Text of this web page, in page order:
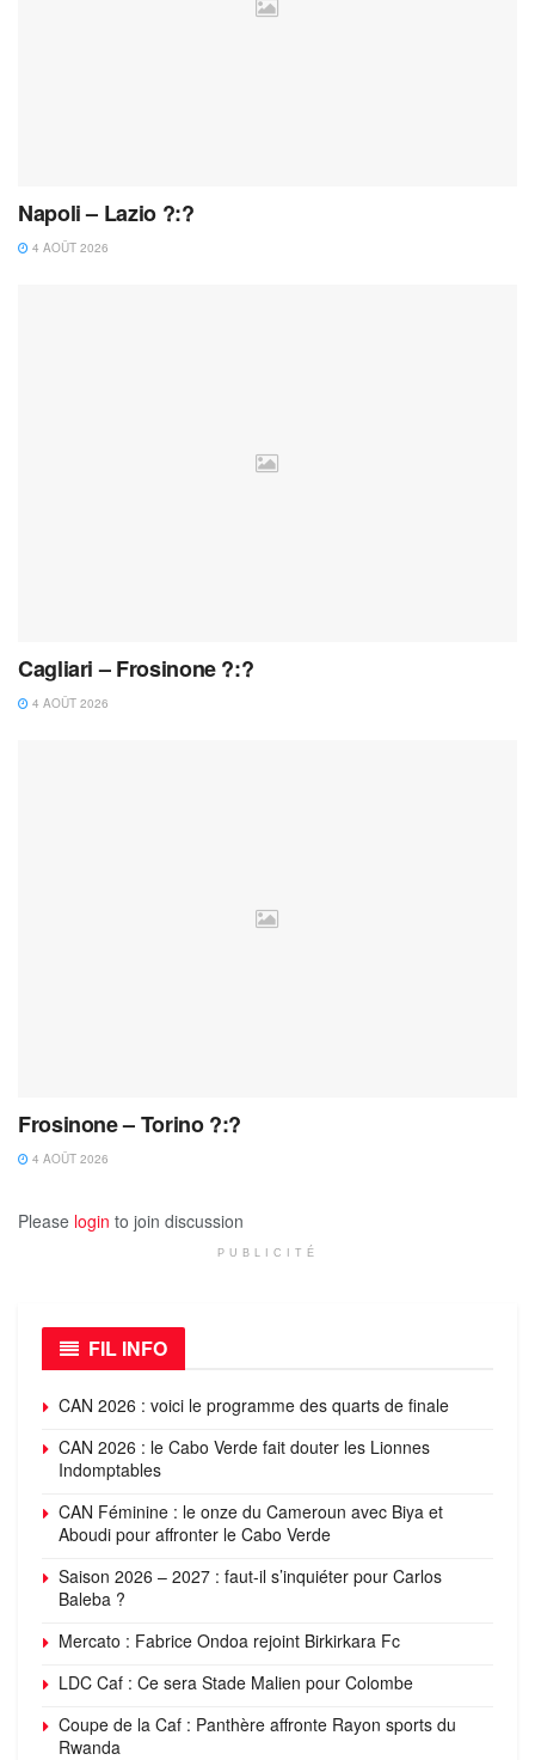
Napoli – Lazio ?:?
4 AOÛT 2026
Cagliari – Frosinone ?:?
4 AOÛT 2026
Frosinone – Torino ?:?
4 AOÛT 2026
Please login to join discussion
PUBLICITÉ
FIL INFO
CAN 2026 : voici le programme des quarts de finale
CAN 2026 : le Cabo Verde fait douter les Lionnes
Indomptables
CAN Féminine : le onze du Cameroun avec Biya et
Aboudi pour affronter le Cabo Verde
Saison 2026 – 2027 : faut-il s’inquiéter pour Carlos
Baleba ?
Mercato : Fabrice Ondoa rejoint Birkirkara Fc
LDC Caf : Ce sera Stade Malien pour Colombe
Coupe de la Caf : Panthère affronte Rayon sports du
Rwanda